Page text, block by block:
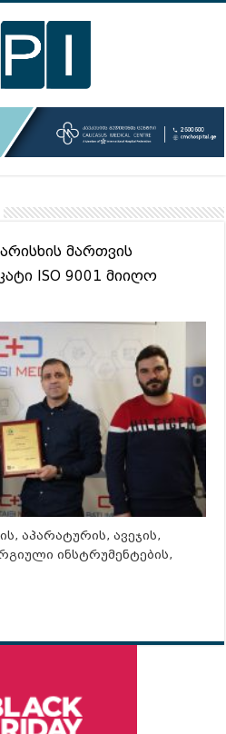
მართვის
ISO 9001 მიიღო
აპარატურის, ავეჯის,
ინსტრუმენტების,